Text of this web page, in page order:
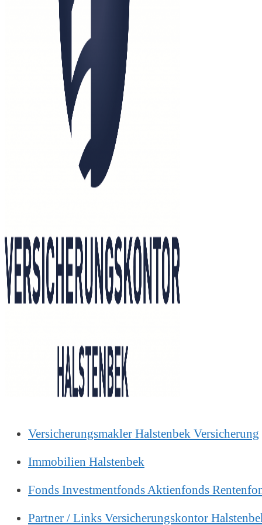
Versicherungsmakler Halstenbek Versicherung
Immobilien Halstenbek
Fonds Investmentfonds Aktienfonds
Partner / Links Versicherungskontor